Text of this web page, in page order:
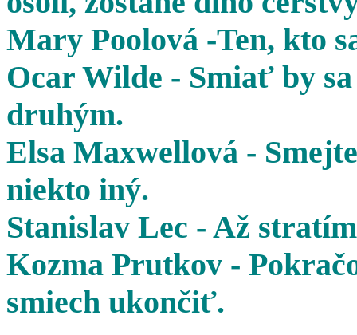
Mary Poolová -Ten, kto
Ocar Wilde - Smiať by
druhým.
Elsa Maxwellová -
niekto iný.
Stanislav Lec - Až
Kozma Prutkov -
smiech ukončiť.